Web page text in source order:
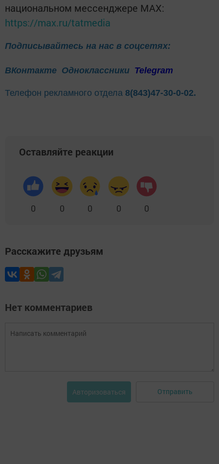
национальном мессенджере MАХ:
https://max.ru/tatmedia
Подписывайтесь на нас в соцсетях:
ВКонтакте Одноклассники Telegram
Телефон рекламного отдела 8(843)47-30-0-02.
Оставляйте реакции
0 0 0 0 0
Расскажите друзьям
Нет комментариев
Авторизоваться Отправить